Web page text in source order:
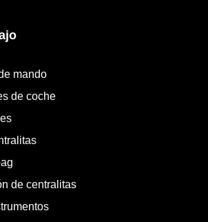
mando
de coche
de centralitas